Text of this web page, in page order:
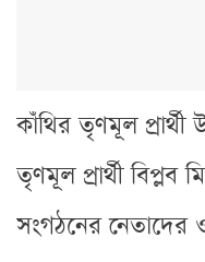
কাঁথির তৃণমূল প্রার্থী
তৃণমূল প্রার্থী বিপ্লব
সংগঠনের